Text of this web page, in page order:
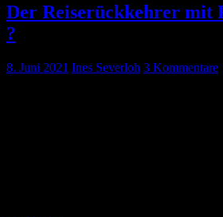
Der Reiserückkehrer mit
?
8. Juni 2021 Ines Severloh 3 Kommentare